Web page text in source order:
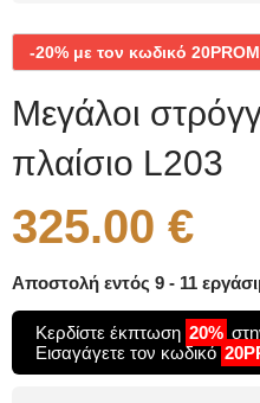
-20% με τον κωδικό
Μεγάλοι
πλαίσιο L203
325.00 €
Αποστολή εντός 9 - 11
Κερδίστε έκπτωση 20%
Εισαγάγετε τον κωδικό